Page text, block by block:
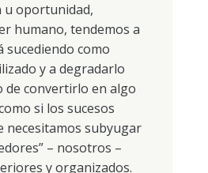
u oportunidad,
humano, tendemos a
sucediendo como
y a degradarlo
de convertirlo en algo
si los sucesos
necesitamos subyugar
– nosotros –
y organizados.